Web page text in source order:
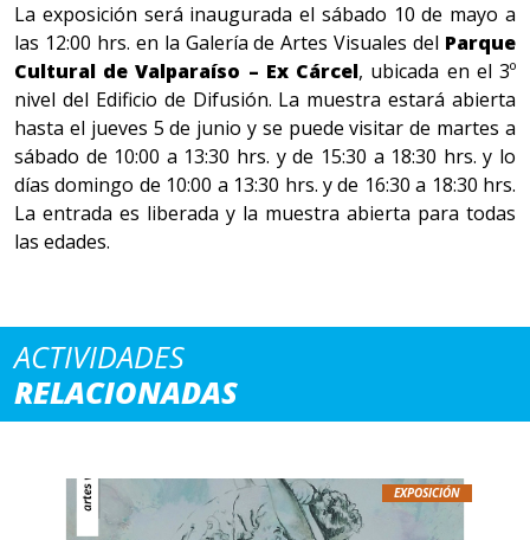
La exposición será inaugurada el sábado 10 de mayo a
las 12:00 hrs. en la Galería de Artes Visuales del Parque
Cultural de Valparaíso – Ex Cárcel, ubicada en el 3º
nivel del Edificio de Difusión. La muestra estará abierta
hasta el jueves 5 de junio y se puede visitar de martes a
sábado de 10:00 a 13:30 hrs. y de 15:30 a 18:30 hrs. y lo
días domingo de 10:00 a 13:30 hrs. y de 16:30 a 18:30 hrs.
La entrada es liberada y la muestra abierta para todas
las edades.
ACTIVIDADES
RELACIONADAS
EXPOSICIÓN